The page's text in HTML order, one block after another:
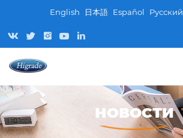
English 日本語 Español Pусский
НОВОСТИ